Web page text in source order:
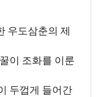
우도삼춘의 제
이 조화를 이룬
두껍게 들어간